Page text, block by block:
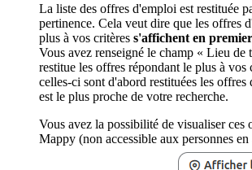
La liste des offres d'emploi est restituée
pertinence. Cela veut dire que les offres
plus à vos critères s'affichent en premier
Vous avez renseigné le champ « Lieu de
restitue les offres répondant le plus à vos
celles-ci sont d'abord restituées les
est le plus proche de votre recherche.
Vous avez la possibilité de visualiser ces
Mappy (non accessible aux personnes